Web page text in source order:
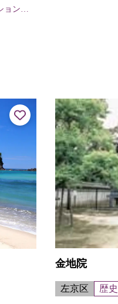
ョンの
金地院
左京区 歴